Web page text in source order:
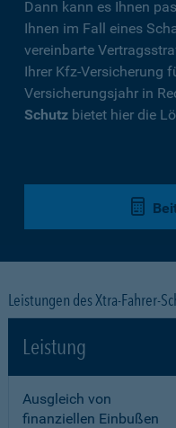
Dann kann es Ihnen
Ihnen im Fall eines
vereinbarte
Ihrer Kfz-Versicherung
Versicherungsjahr in
Schutz bietet hier die
Leistungen des Xtra-Fahrer-
Leistung
Ausgleich von
finanziellen Einbußen